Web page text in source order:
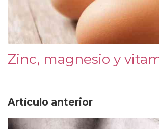
Zinc, magnesio y
Artículo anterior